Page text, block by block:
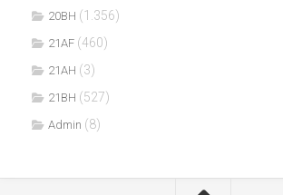
20BH (1.356)
21AF (460)
21AH (3)
21BH (527)
Admin (8)